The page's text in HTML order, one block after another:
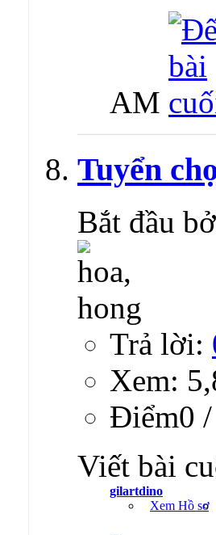
AM
Tuyển
Bắt đầu
Trả lời:
Xem:
Ðiểm0
Viết bài
gilartdino
Xem Hồ sơ